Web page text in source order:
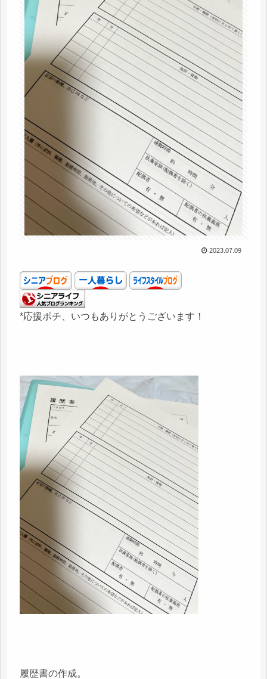
2023.07.09
*応援ポチ、いつもありがとうございます！
履歴書の作成。